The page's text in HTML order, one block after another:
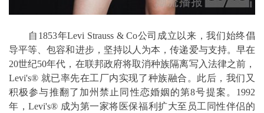
自1853年Levi Strauss & Co公司成立以来，我们始终倡
导平等、包容和进步，坚持以人为本，传递爱与支持。早在
20世纪50年代，在联邦政府将取消种族隔离写入法律之前，
Levi's® 就已率先在工厂内实现了种族融合。此后，我们又
积极参与推翻了加州禁止同性恋婚姻的第8号提案。1992
年，Levi's® 成为第一家将医保福利扩大至员工同性伴侣的